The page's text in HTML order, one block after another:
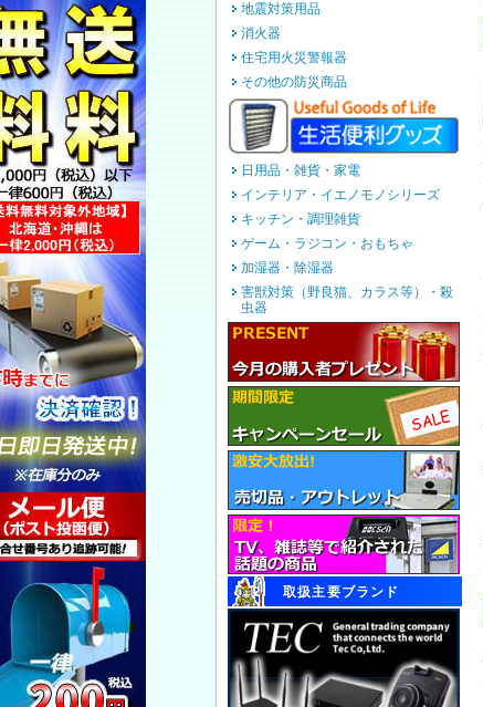
地震対策用品
消火器
住宅用火災警報器
その他の防災商品
日用品・雑貨・家電
インテリア・イエノモノシリーズ
キッチン・調理雑貨
ゲーム・ラジコン・おもちゃ
加湿器・除湿器
害獣対策（野良猫、カラス等）・殺
虫器
取扱主要ブランド